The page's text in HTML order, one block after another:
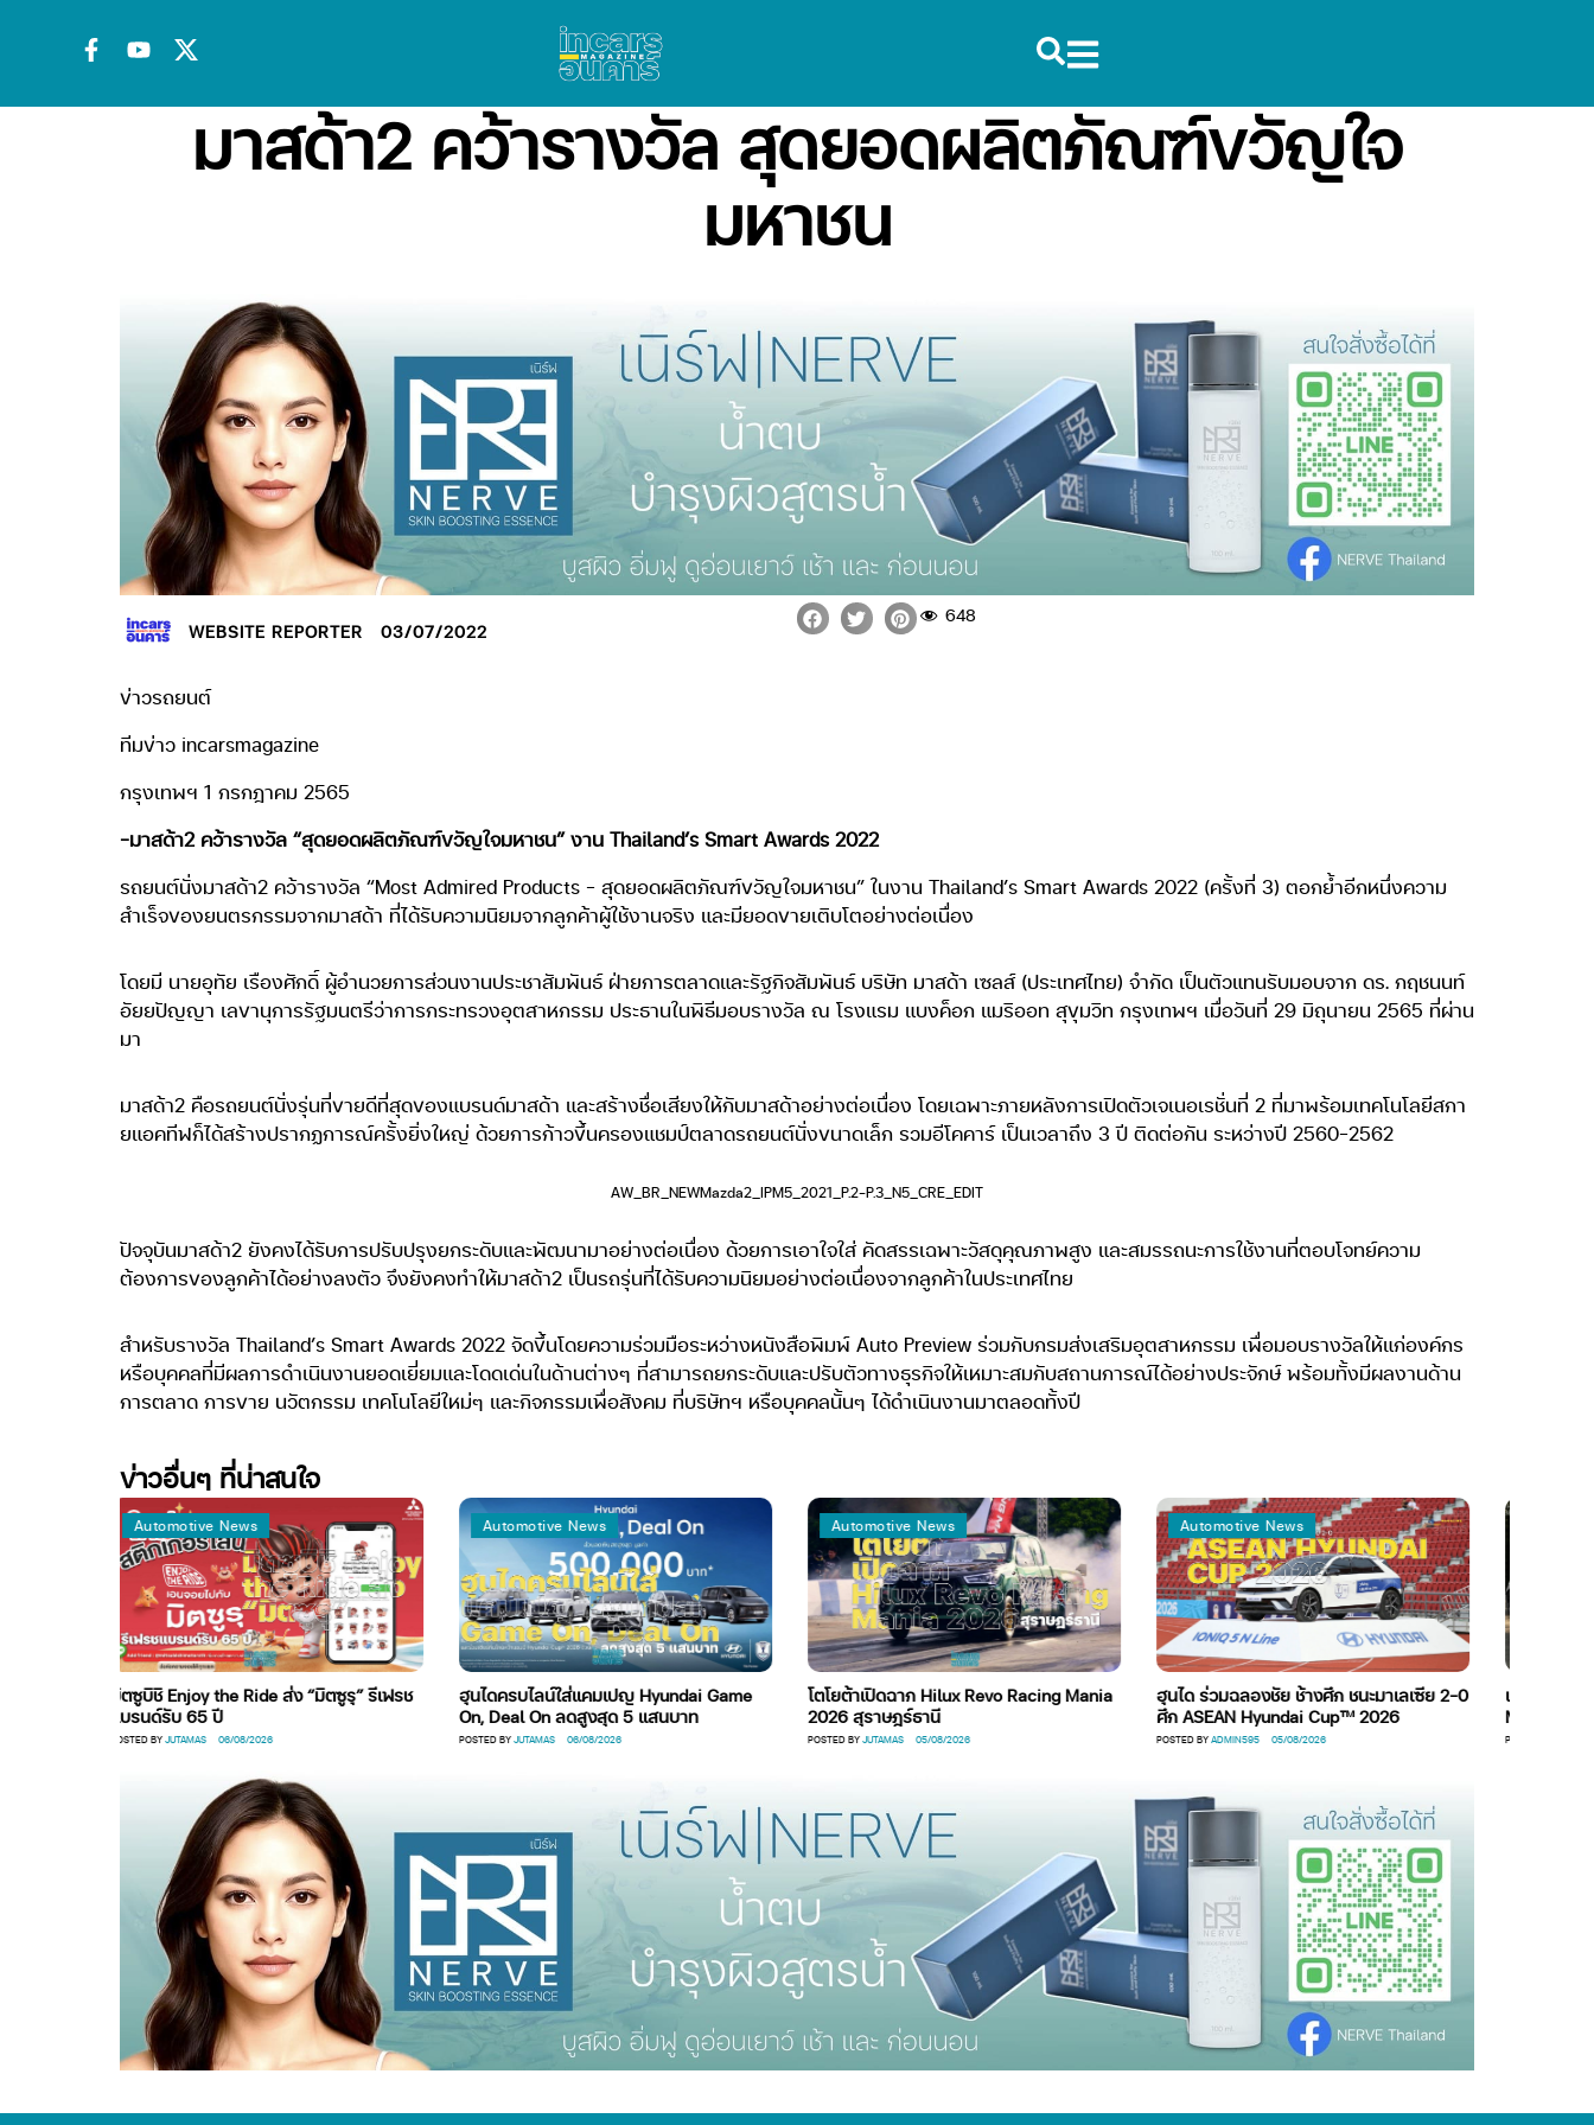
มาสด้า2 คว้ารางวัล สุดยอดผลิตภัณฑ์ขวัญใจ
มหาชน
WEBSITE REPORTER 03/07/2022
648
ข่าวรถยนต์
ทีมข่าว incarsmagazine
กรุงเทพฯ 1 กรกฎาคม 2565
-มาสด้า2 คว้ารางวัล “สุดยอดผลิตภัณฑ์ขวัญใจมหาชน” งาน Thailand’s Smart Awards 2022
รถยนต์นั่งมาสด้า2 คว้ารางวัล “Most Admired Products – สุดยอดผลิตภัณฑ์ขวัญใจมหาชน” ในงาน Thailand’s Smart Awards 2022 (ครั้งที่ 3) ตอกย้ำอีกหนึ่งความ
สำเร็จของยนตรกรรมจากมาสด้า ที่ได้รับความนิยมจากลูกค้าผู้ใช้งานจริง และมียอดขายเติบโตอย่างต่อเนื่อง
โดยมี นายอุทัย เรืองศักดิ์ ผู้อำนวยการส่วนงานประชาสัมพันธ์ ฝ่ายการตลาดและรัฐกิจสัมพันธ์ บริษัท มาสด้า เซลส์ (ประเทศไทย) จำกัด เป็นตัวแทนรับมอบจาก ดร. กฤชนนท์
อัยยปัญญา เลขานุการรัฐมนตรีว่าการกระทรวงอุตสาหกรรม ประธานในพิธีมอบรางวัล ณ โรงแรม แบงค็อก แมริออท สุขุมวิท กรุงเทพฯ เมื่อวันที่ 29 มิถุนายน 2565 ที่ผ่าน
มา
มาสด้า2 คือรถยนต์นั่งรุ่นที่ขายดีที่สุดของแบรนด์มาสด้า และสร้างชื่อเสียงให้กับมาสด้าอย่างต่อเนื่อง โดยเฉพาะภายหลังการเปิดตัวเจเนอเรชั่นที่ 2 ที่มาพร้อมเทคโนโลยีสกา
ยแอคทีฟก็ได้สร้างปรากฏการณ์ครั้งยิ่งใหญ่ ด้วยการก้าวขึ้นครองแชมป์ตลาดรถยนต์นั่งขนาดเล็ก รวมอีโคคาร์ เป็นเวลาถึง 3 ปี ติดต่อกัน ระหว่างปี 2560-2562
AW_BR_NEWMazda2_IPM5_2021_P.2-P.3_N5_CRE_EDIT
ปัจจุบันมาสด้า2 ยังคงได้รับการปรับปรุงยกระดับและพัฒนามาอย่างต่อเนื่อง ด้วยการเอาใจใส่ คัดสรรเฉพาะวัสดุคุณภาพสูง และสมรรถนะการใช้งานที่ตอบโจทย์ความ
ต้องการของลูกค้าได้อย่างลงตัว จึงยังคงทำให้มาสด้า2 เป็นรถรุ่นที่ได้รับความนิยมอย่างต่อเนื่องจากลูกค้าในประเทศไทย
สำหรับรางวัล Thailand’s Smart Awards 2022 จัดขึ้นโดยความร่วมมือระหว่างหนังสือพิมพ์ Auto Preview ร่วมกับกรมส่งเสริมอุตสาหกรรม เพื่อมอบรางวัลให้แก่องค์กร
หรือบุคคลที่มีผลการดำเนินงานยอดเยี่ยมและโดดเด่นในด้านต่างๆ ที่สามารถยกระดับและปรับตัวทางธุรกิจให้เหมาะสมกับสถานการณ์ได้อย่างประจักษ์ พร้อมทั้งมีผลงานด้าน
การตลาด การขาย นวัตกรรม เทคโนโลยีใหม่ๆ และกิจกรรมเพื่อสังคม ที่บริษัทฯ หรือบุคคลนั้นๆ ได้ดำเนินงานมาตลอดทั้งปี
ข่าวอื่นๆ ที่น่าสนใจ
Automotive News
มิตซูบิชิ Enjoy the Ride ส่ง “มิตซูรุ” รีเฟรช
แบรนด์รับ 65 ปี
JUTAMAS 06/08/2026
Automotive News
ฮุนไดครบไลน์ใส่แคมเปญ Hyundai Game
On, Deal On ลดสูงสุด 5 แสนบาท
JUTAMAS 06/08/2026
Automotive News
โตโยต้าเปิดฉาก Hilux Revo Racing Mania
2026 สุราษฎร์ธานี
JUTAMAS 05/08/2026
Automotive News
ฮุนได ร่วมฉลองชัย ช้างศึก ชนะมาเลเซีย 2-0
ศึก ASEAN Hyundai Cup™ 2026
ADMIN595 05/08/2026
Global News
เมื่อหัวใจมาจากจีน แล้
Mazda เป็น Mazda
TAYMEE LIMTRAKOOL